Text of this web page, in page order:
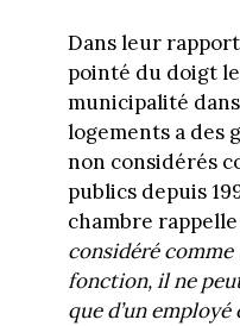
Dans leur
pointé du doigt
municipalité
logements a des
non considérés
publics depuis
chambre
considéré
fonction, il ne
que d’un